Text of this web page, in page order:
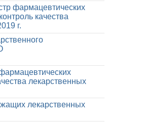
фармацевтических
качества
г.
лекарственных
лекарственных